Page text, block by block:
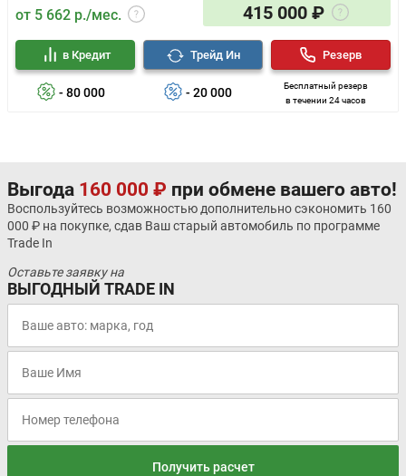
от 5 662 р./мес. 415 000 ₽
- 80 000
в Кредит
- 20 000
Трейд Ин
Бесплатный резерв
в течении 24 часов
Резерв
Выгода 160 000 ₽ при обмене вашего авто!
Воспользуйтесь возможностью дополнительно сэкономить 160
000 ₽ на покупке, сдав Ваш старый автомобиль по программе
Trade In
Оставьте заявку на
ВЫГОДНЫЙ TRADE IN
Получить расчет